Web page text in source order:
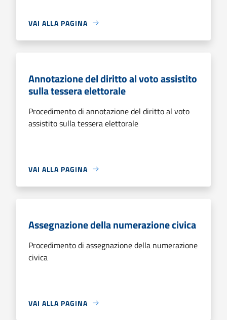
VAI ALLA PAGINA
Annotazione del diritto al voto assistito
sulla tessera elettorale
Procedimento di annotazione del diritto al voto
assistito sulla tessera elettorale
VAI ALLA PAGINA
Assegnazione della numerazione civica
Procedimento di assegnazione della numerazione
civica
VAI ALLA PAGINA